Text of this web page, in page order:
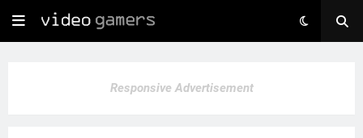
Responsive Advertisement